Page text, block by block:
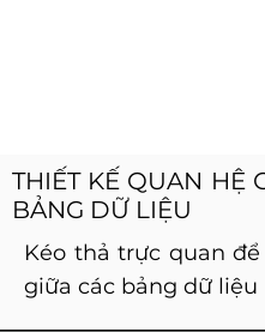
THIẾT KẾ QUAN HỆ
BẢNG DỮ LIỆU
Kéo thả trực quan
giữa các bảng dữ liệu